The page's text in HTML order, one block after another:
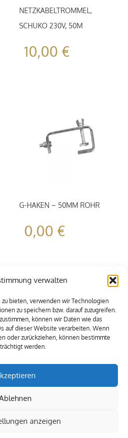
verwalten
bieten, verwenden wir Technologien
zu speichern bzw. darauf zuzugreifen.
können wir Daten wie das
auf dieser Website verarbeiten. Wenn
oder zurückziehen, können bestimmte
werden.
anzeigen
NETZKABELTROMMEL,
SCHUKO 230V, 50M
10,00 €
G-HAKEN – 50MM ROHR
0,00 €